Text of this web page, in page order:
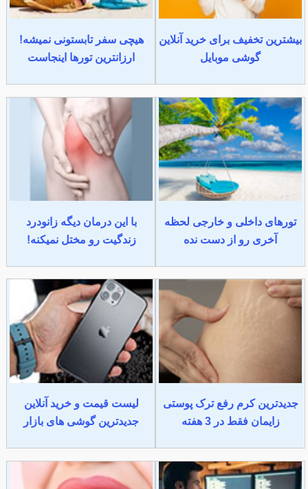
بیشترین تخفیف برای خرید آنلاین
گوشی موبایل
هیچی سفر تابستونی نمیشه!
ارزانترین تورها اینجاست
تورهای داخلی و خارجی لحظه
آخری رو از دست نده
با این درمان دیگه زانودرد
زندگیت رو مختل نمیکنه!
جدیدترین کرم رفع ترک پوستی
زایمان فقط در 3 هفته
لیست قیمت و خرید آنلاین
جدیدترین گوشی های بازار